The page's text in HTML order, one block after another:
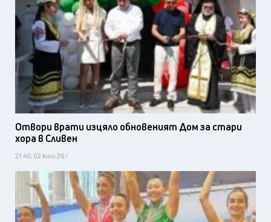
Отвори врати изцяло обновеният Дом за стари
хора в Сливен
21:40, 02 юли 26 /